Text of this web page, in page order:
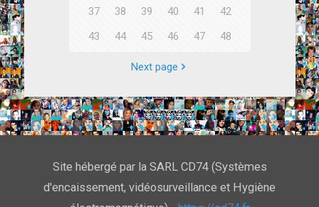
37
38 39 40 41
42
43
44 45 46 47 48
Next page
Site hébergé par la SARL CD74 (Systèmes
d'encaissement, vidéosurveillance et Hygiène